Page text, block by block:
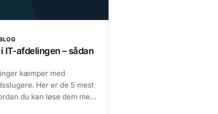
IT-afdelingen – sådan
kæmper med
Her er de 5 mest
du kan løse dem med
og processer Mange IT-